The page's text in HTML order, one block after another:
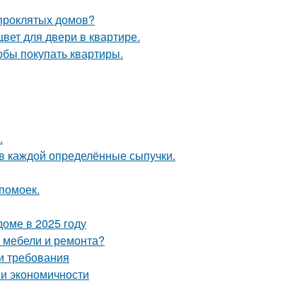
домов?
для двери в квартире.
покупать квартиры.
каждой определённые сыпучки.
в 2025 году
мебели и ремонта?
требования
экономичности